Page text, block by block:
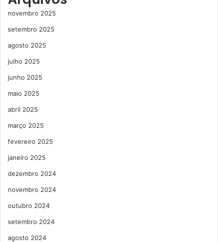
novembro 2025
setembro 2025
agosto 2025
julho 2025
junho 2025
maio 2025
abril 2025
março 2025
fevereiro 2025
janeiro 2025
dezembro 2024
novembro 2024
outubro 2024
setembro 2024
agosto 2024